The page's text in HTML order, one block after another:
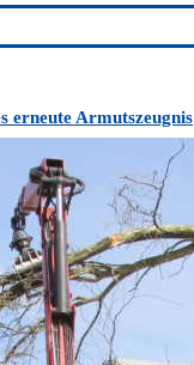
erneute Armutszeugnis